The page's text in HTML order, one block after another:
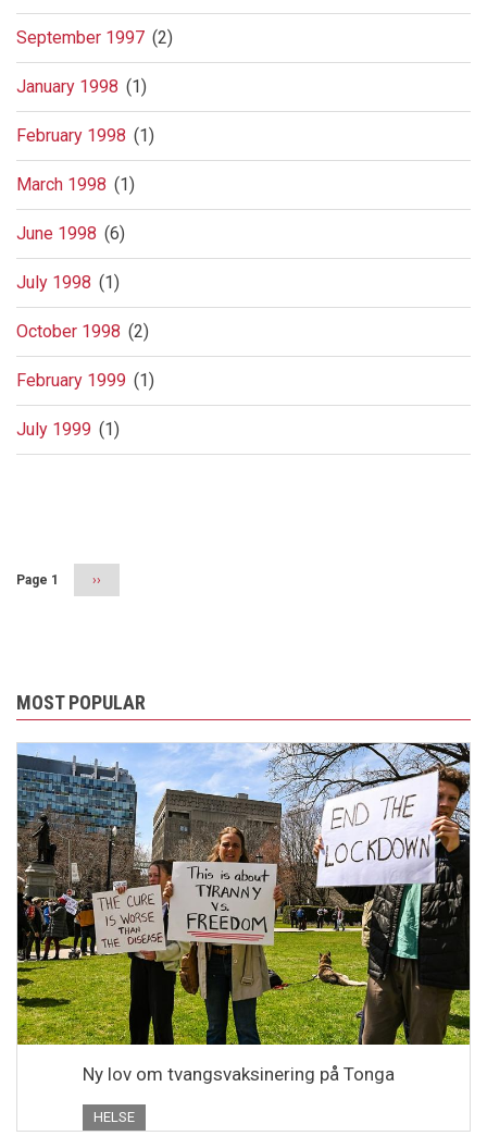
September 1997 (2)
January 1998 (1)
February 1998 (1)
March 1998 (1)
June 1998 (6)
July 1998 (1)
October 1998 (2)
February 1999 (1)
July 1999 (1)
Page 1
Next
››
MOST POPULAR
Ny lov om tvangsvaksinering på Tonga
HELSE